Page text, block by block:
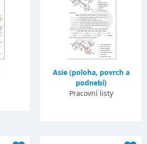
Asie (poloha, povrch a
podnebí)
Pracovní listy